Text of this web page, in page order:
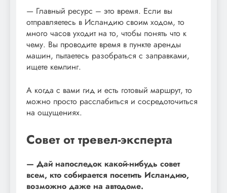
— Главный ресурс – это время. Если вы
отправляетесь в Исландию своим ходом, то
много часов уходит на то, чтобы понять что к
чему. Вы проводите время в пункте аренды
машин, пытаетесь разобраться с заправками,
ищете кемпинг.
А когда с вами гид и есть готовый маршрут, то
можно просто расслабиться и сосредоточиться
на ощущениях.
Совет от тревел-эксперта
— Дай напоследок какой-нибудь совет
всем, кто собирается посетить Исландию,
возможно даже на автодоме.